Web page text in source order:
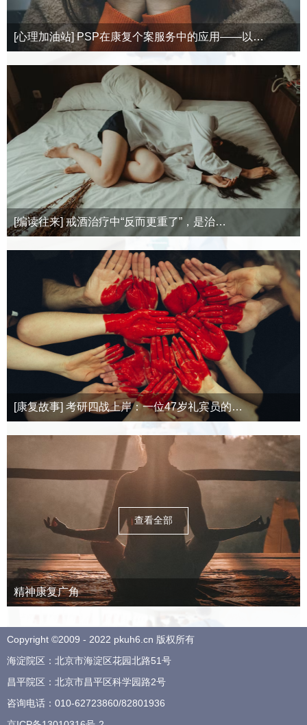
[心理加油站] PSP在康复个案服务中的应用——以…
[编读往来] 戒酒治疗中“反而更重了”，是治…
[康复故事] 考研四战上岸：一位47岁礼宾员的…
精神康复广角
查看全部
Copyright ©2009 - 2022 pkuh6.cn 版权所有
海淀院区：北京市海淀区花园北路51号
昌平院区：北京市昌平区科学园路2号
咨询电话： 010-62723860/82801936